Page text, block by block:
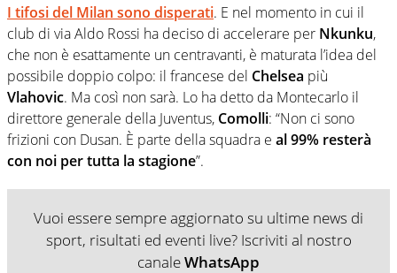
I tifosi del Milan sono disperati. E nel momento in cui il
club di via Aldo Rossi ha deciso di accelerare per Nkunku,
che non è esattamente un centravanti, è maturata l’idea del
possibile doppio colpo: il francese del Chelsea più
Vlahovic. Ma così non sarà. Lo ha detto da Montecarlo il
direttore generale della Juventus, Comolli: “Non ci sono
frizioni con Dusan. È parte della squadra e al 99% resterà
con noi per tutta la stagione”.
Vuoi essere sempre aggiornato su ultime news di
sport, risultati ed eventi live? Iscriviti al nostro
canaleWhatsApp